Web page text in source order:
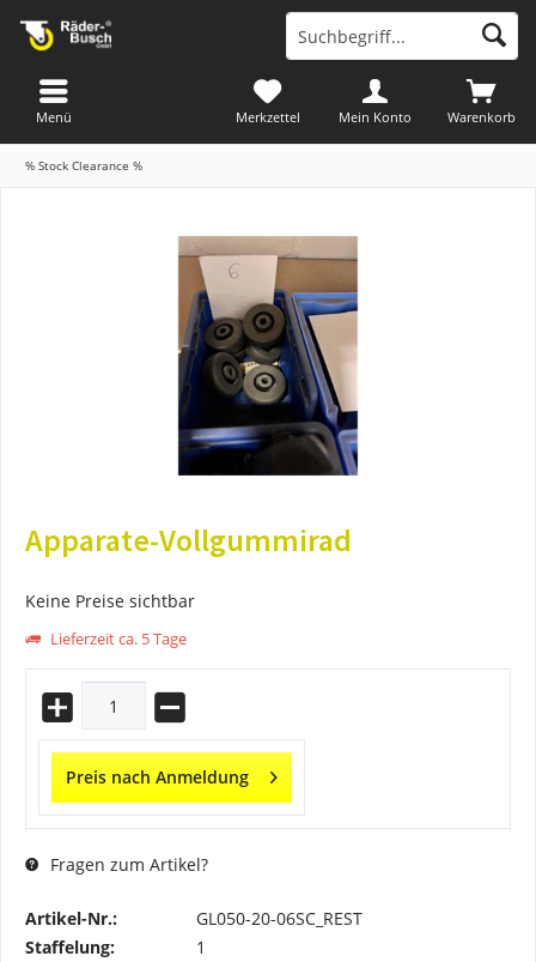
Warenkorb
Merkzettel Mein Konto
Menü
% Stock Clearance %
Apparate-Vollgummirad
Keine Preise sichtbar
Lieferzeit ca. 5 Tage
Preis nach Anmeldung
Fragen zum Artikel?
Artikel-Nr.:
GL050-20-06SC_REST
Staffelung:
1